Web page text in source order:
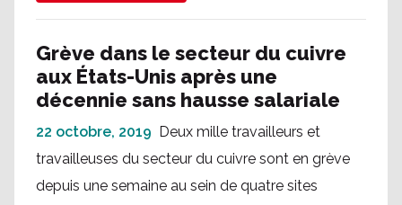
Grève dans le secteur du cuivre
aux États-Unis après une
décennie sans hausse salariale
22 octobre, 2019 Deux mille travailleurs et
travailleuses du secteur du cuivre sont en grève
depuis une semaine au sein de quatre sites